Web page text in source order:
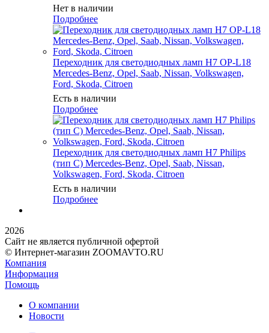
Нет в наличии
Подробнее
Переходник для светодиодных ламп H7 OP-L18
Mercedes-Benz, Opel, Saab, Nissan, Volkswagen,
Ford, Skoda, Citroen
Есть в наличии
Подробнее
Переходник для светодиодных ламп H7 Philips
(тип C) Mercedes-Benz, Opel, Saab, Nissan,
Volkswagen, Ford, Skoda, Citroen
Есть в наличии
Подробнее
2026
Сайт не является публичной офертой
© Интернет-магазин ZOOMAVTO.RU
Компания
Информация
Помощь
О компании
Новости